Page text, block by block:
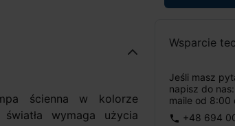
Wsparcie
Jeśli masz
napisz do
maile od 8:00
phone +48 694
ścienna w kolorze
wymaga użycia